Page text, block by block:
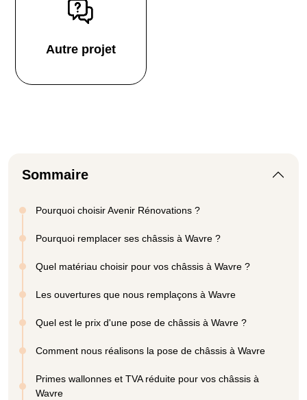
Autre projet
Sommaire
Pourquoi choisir Avenir Rénovations ?
Pourquoi remplacer ses châssis à Wavre ?
Quel matériau choisir pour vos châssis à Wavre ?
Les ouvertures que nous remplaçons à Wavre
Quel est le prix d'une pose de châssis à Wavre ?
Comment nous réalisons la pose de châssis à Wavre
Primes wallonnes et TVA réduite pour vos châssis à
Wavre